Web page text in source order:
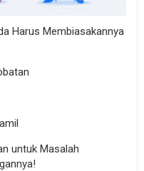
Harus Membiasakannya
untuk Masalah